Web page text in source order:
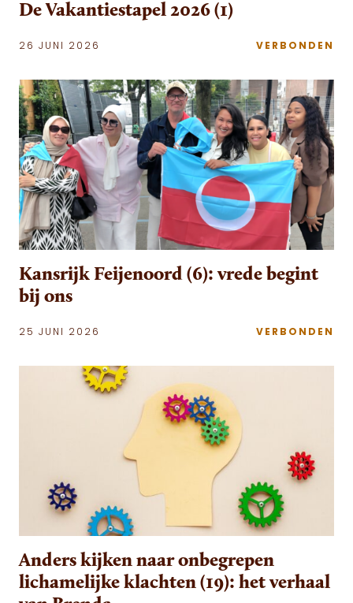
De Vakantiestapel 2026 (1)
26 JUNI 2026 VERBONDEN
Kansrijk Feijenoord (6): vrede begint
bij ons
25 JUNI 2026 VERBONDEN
Anders kijken naar onbegrepen
lichamelijke klachten (19): het verhaal